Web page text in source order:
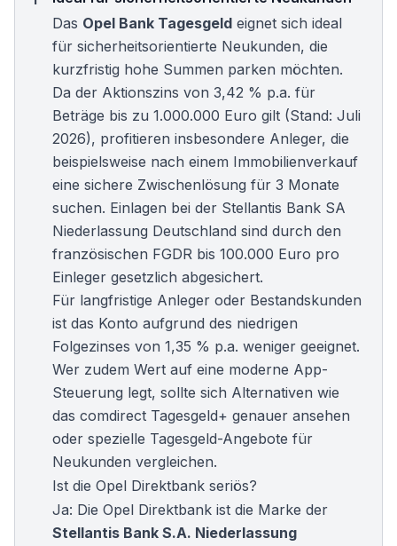
Das Opel Bank Tagesgeld eignet sich ideal
für sicherheitsorientierte Neukunden, die
kurzfristig hohe Summen parken möchten.
Da der Aktionszins von 3,42 % p.a. für
Beträge bis zu 1.000.000 Euro gilt (Stand: Juli
2026), profitieren insbesondere Anleger, die
beispielsweise nach einem Immobilienverkauf
eine sichere Zwischenlösung für 3 Monate
suchen. Einlagen bei der Stellantis Bank SA
Niederlassung Deutschland sind durch den
französischen FGDR bis 100.000 Euro pro
Einleger gesetzlich abgesichert.
Für langfristige Anleger oder Bestandskunden
ist das Konto aufgrund des niedrigen
Folgezinses von 1,35 % p.a. weniger geeignet.
Wer zudem Wert auf eine moderne App-
Steuerung legt, sollte sich Alternativen wie
das comdirect Tagesgeld+ genauer ansehen
oder spezielle Tagesgeld-Angebote für
Neukunden vergleichen.
Ist die Opel Direktbank seriös?
Ja: Die Opel Direktbank ist die Marke der
Stellantis Bank S.A. Niederlassung